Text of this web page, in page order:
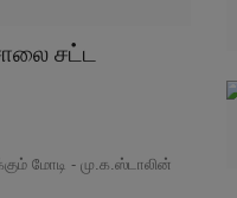
சட்ட
மோடி - மு.க.ஸ்டாலின்